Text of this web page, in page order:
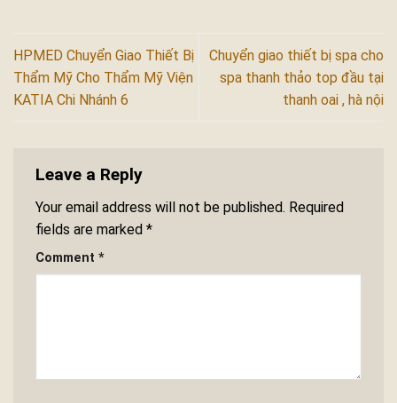
HPMED Chuyển Giao Thiết Bị
Thẩm Mỹ Cho Thẩm Mỹ Viện
KATIA Chi Nhánh 6
Chuyển giao thiết bị spa cho
spa thanh thảo top đầu tại
thanh oai , hà nội
Leave a Reply
Your email address will not be published. Required
fields are marked *
Comment *